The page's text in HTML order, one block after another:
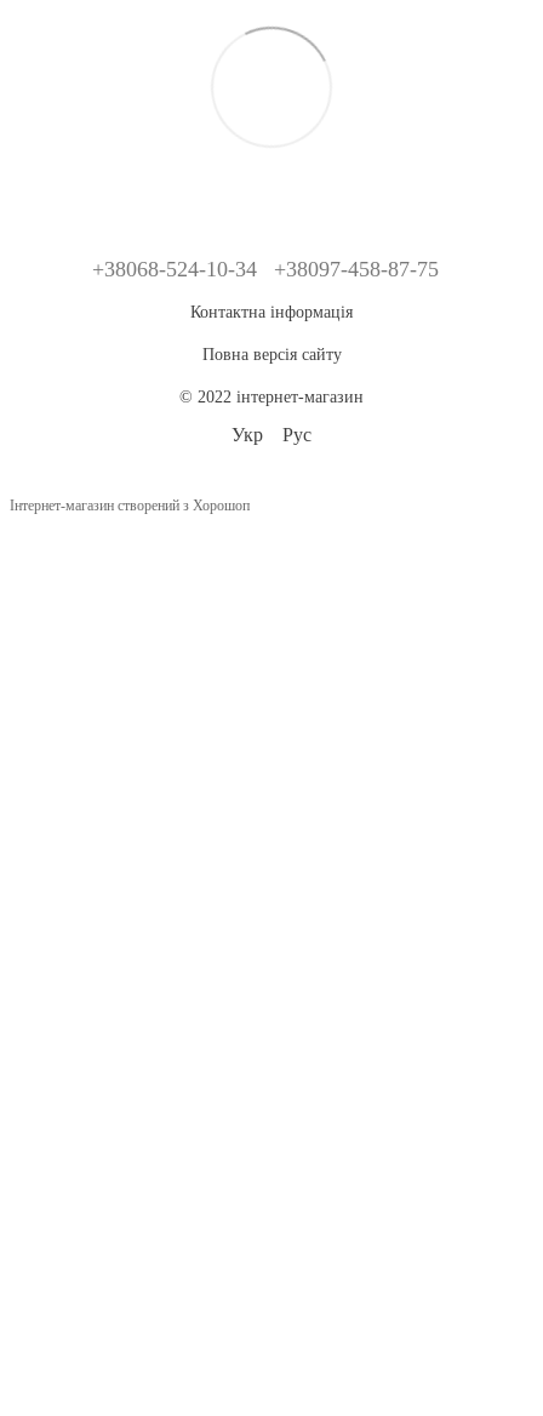
+38068-524-10-34 +38097-458-87-75
Контактна інформація
Повна версія сайту
© 2022 інтернет-магазин
Укр Рус
Інтернет-магазин створений з Хорошоп